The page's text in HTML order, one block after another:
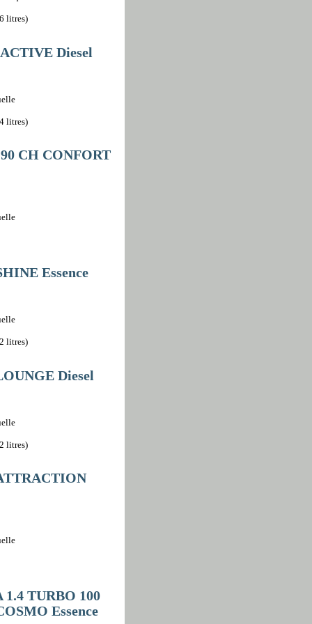
litres)
Diesel
litres)
CH CONFORT
Essence
litres)
Diesel
litres)
1.4 TURBO 100
Essence